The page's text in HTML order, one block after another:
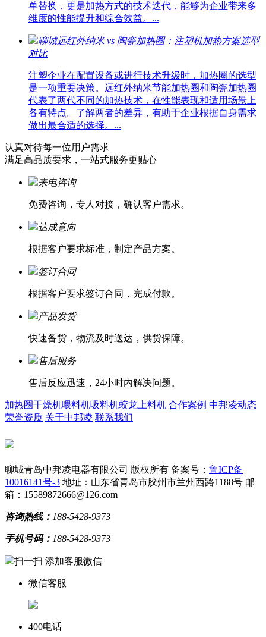
单替换，更是加热方式的技术迭代，能够为企业带来多
维度的性能提升和综合效益。...
聊城远红外纳米 vs 陶瓷加热圈：注塑机加热方案选型
对比
注塑企业在配置设备或进行技术升级时，加热圈的选型
是一项重要决策。远红外纳米节能加热圈和陶瓷加热圈
代表了两代不同的加热技术，在性能表现和适用场景上
各有特点。了解两者的差异，有助于企业根据自身需求
做出最合适的选择。...
认真对待每一位用户需求
满足高品质要求，一站式服务更贴心
来电咨询
免费咨询，专人对接，确认客户需求。
达成意向
根据客户要求标准，制定产品方案。
签订合同
根据客户要求签订合同，完成付款。
产品发货
快速备货，物流及时送达，供货保障。
售后服务
售后反应迅速，24小时内解决问题。
加热圈干燥机喂料机吸料机蛟龙上料机 合作案例 中邦凌动态
荣誉资质 关于中邦凌 联系我们
聊城青岛中邦凌电器有限公司 版权所有 备案号： 鲁ICP备
10016141号-3 地址：山东省青岛市胶州市兰州西路1188号 邮
箱：15589872666@126.com
咨询热线： 188-5428-9373
手机号码： 188-5428-9373
扫一扫 添加客服微信
微信客服
400电话